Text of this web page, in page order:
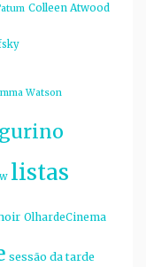
Colleen Atwood
Watson
listas
OlhardeCinema
sessão da tarde